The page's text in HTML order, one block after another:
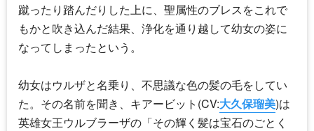
蹴ったり踏んだりした上に、聖属性のブレスをこれで
もかと吹き込んだ結果、浄化を通り越して幼女の姿に
なってしまったという。
幼女はウルザと名乗り、不思議な色の髪の毛をしてい
た。その名前を聞き、キアービット(CV:大久保瑠美)は
英雄女王ウルブラーザの「その輝く髪は宝石のごとく